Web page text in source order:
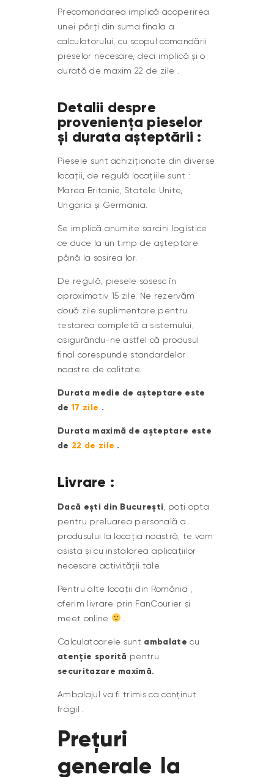
Precomandarea implică acoperirea
unei părți din suma finala a
calculatorului, cu scopul comandării
pieselor necesare, deci implică și o
durată de maxim 22 de zile .
Detalii despre
proveniența pieselor
și durata așteptării :
Piesele sunt achiziționate din diverse
locații, de regulă locațiile sunt :
Marea Britanie, Statele Unite,
Ungaria și Germania.
Se implică anumite sarcini logistice
ce duce la un timp de așteptare
până la sosirea lor.
De regulă, piesele sosesc în
aproximativ 15 zile. Ne rezervăm
două zile suplimentare pentru
testarea completă a sistemului,
asigurându-ne astfel că produsul
final corespunde standardelor
noastre de calitate.
Durata medie de așteptare este
de17 zile .
Durata maximă de așteptare este
de 22 de zile .
Livrare :
Dacă ești din București , poți opta
pentru preluarea personală a
produsului la locația noastră, te vom
asista și cu instalarea aplicațiilor
necesare activității tale.
Pentru alte locații din România ,
oferim livrare prin FanCourier și
meet online
Calculatoarele sunt ambalate cu
atenție sporită pentru
securitazare maximă.
Ambalajul va fi trimis ca conținut
fragil .
Prețuri
generale la